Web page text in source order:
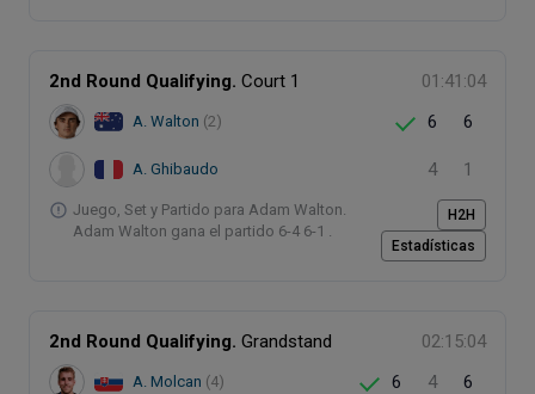
2nd Round Qualifying. Court 1 01:41:04
A. Walton (2) 6 6
A. Ghibaudo 4 1
Juego, Set y Partido para Adam Walton.
Adam Walton gana el partido 6-4 6-1 .
H2H
Estadísticas
2nd Round Qualifying. Grandstand 02:15:04
A. Molcan (4) 6 4 6